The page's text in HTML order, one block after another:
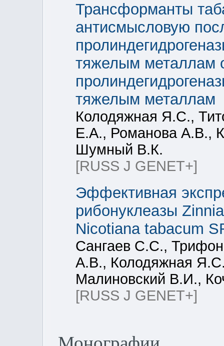
Трансформанты
антисмысловую
тяжелым металлам
тяжелым металлам
Колодяжная Я.С.,
Е.А., Романова А.В.,
Шумный В.К.
[RUSS J GENET+]
Эффективная
рибонуклеазы
Nicotiana tabacum
Сангаев С.С.,
А.В., Колодяжная
Малиновский В.И.,
[RUSS J GENET+]